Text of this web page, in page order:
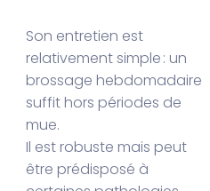
Son entretien est
relativement simple : un
brossage hebdomadaire
suffit hors périodes de
mue.
Il est robuste mais peut
être prédisposé à